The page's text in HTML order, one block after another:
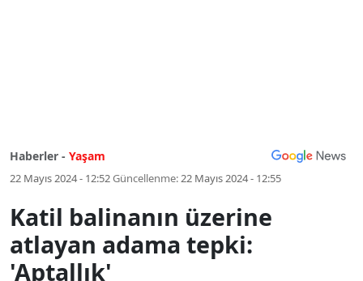
Haberler - Yaşam
22 Mayıs 2024 - 12:52Güncellenme:22 Mayıs 2024 - 12:55
Katil balinanın üzerine
atlayan adama tepki:
'Aptallık'